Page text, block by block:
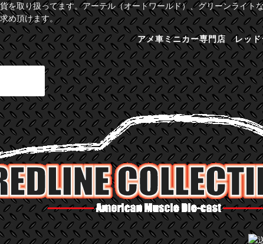
を取り扱ってます。アーテル（オートワールド）、グリーンライ
め頂けます。
アメ車ミニカー専門店 レッド